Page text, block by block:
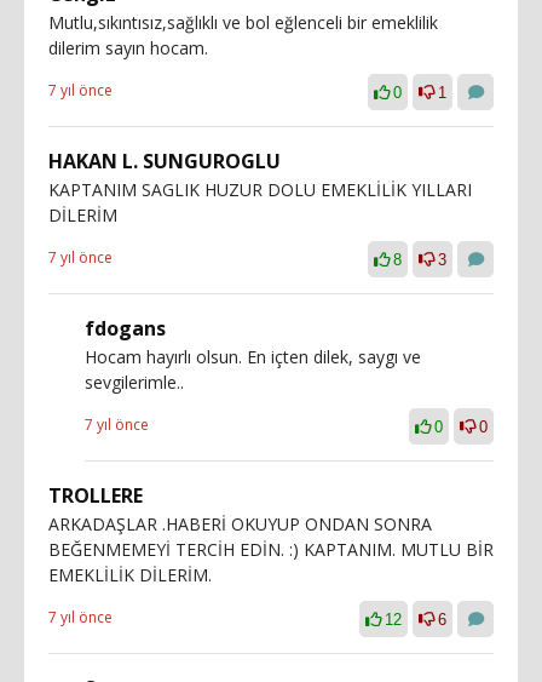
Mutlu,sıkıntısız,sağlıklı ve bol eğlenceli bir emeklilik
dilerim sayın hocam.
7 yıl önce 0 1
HAKAN L. SUNGUROGLU
KAPTANIM SAGLIK HUZUR DOLU EMEKLİLİK YILLARI
DİLERİM
7 yıl önce 8 3
fdogans
Hocam hayırlı olsun. En içten dilek, saygı ve
sevgilerimle..
7 yıl önce 0 0
TROLLERE
ARKADAŞLAR .HABERİ OKUYUP ONDAN SONRA
BEĞENMEMEYİ TERCİH EDİN. :) KAPTANIM. MUTLU BİR
EMEKLİLİK DİLERİM.
7 yıl önce 12 6